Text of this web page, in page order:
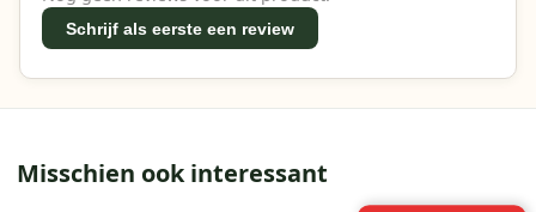
Schrijf als eerste een review
Misschien ook interessant